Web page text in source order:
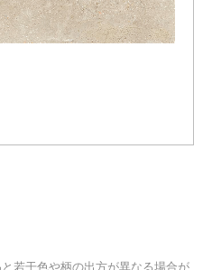
若干色や柄の出方が異なる場合が